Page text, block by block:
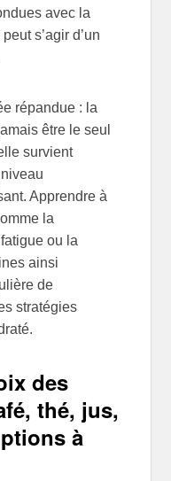
avec la
s’agir d’un
répandue : la
être le seul
survient
Apprendre à
la
ou la
ainsi
de
stratégies
des
thé, jus,
à